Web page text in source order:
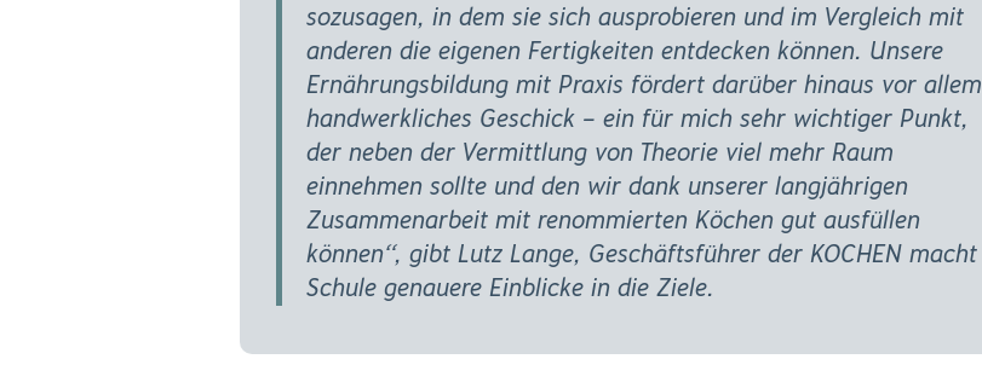
sozusagen, in dem sie sich ausprobieren und im Vergleich mit
anderen die eigenen Fertigkeiten entdecken können. Unsere
Ernährungsbildung mit Praxis fördert darüber hinaus vor allem
handwerkliches Geschick – ein für mich sehr wichtiger Punkt,
der neben der Vermittlung von Theorie viel mehr Raum
einnehmen sollte und den wir dank unserer langjährigen
Zusammenarbeit mit renommierten Köchen gut ausfüllen
können“, gibt Lutz Lange, Geschäftsführer der KOCHEN macht
Schule genauere Einblicke in die Ziele.